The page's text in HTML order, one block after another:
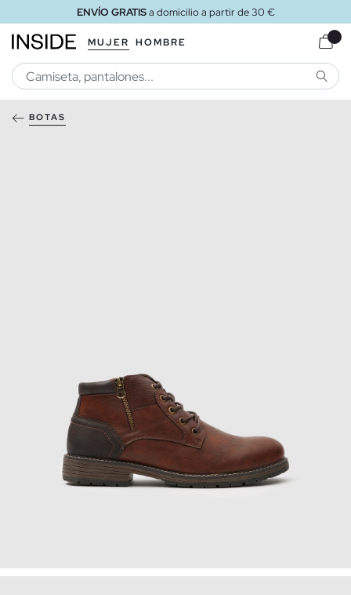
ENVÍO GRATISa domicilio a partir de 30 €
MUJER HOMBRE
BOTAS